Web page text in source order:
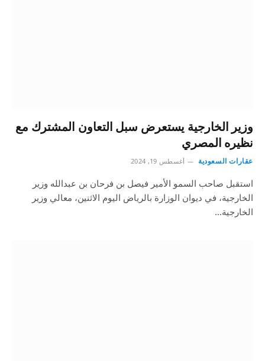
وزير الخارجية يستعرض سبل التعاون المشترك مع
نظيره المصري
عقارات السعودية أغسطس 19, 2024
استقبل صاحب السمو الأمير فيصل بن فرحان بن عبدالله وزير
الخارجية، في ديوان الوزارة بالرياض اليوم الاثنين، معالي وزير
الخارجية…